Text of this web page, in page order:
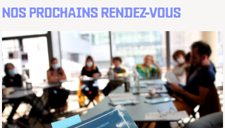
NOS PROCHAINS RENDEZ-VOUS